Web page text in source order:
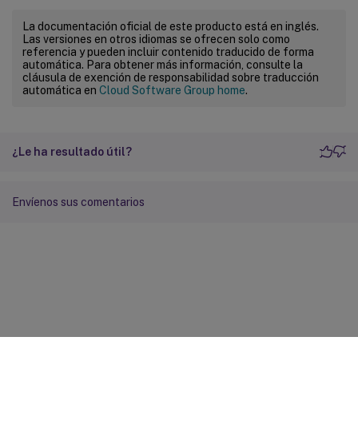
La documentación oficial de este producto está en inglés.
Las versiones en otros idiomas se ofrecen solo como
referencia y pueden incluir contenido traducido de forma
automática. Para obtener más información, consulte la
cláusula de exención de responsabilidad sobre traducción
automática en Cloud Software Group home.
¿Le ha resultado útil?
Envíenos sus comentarios